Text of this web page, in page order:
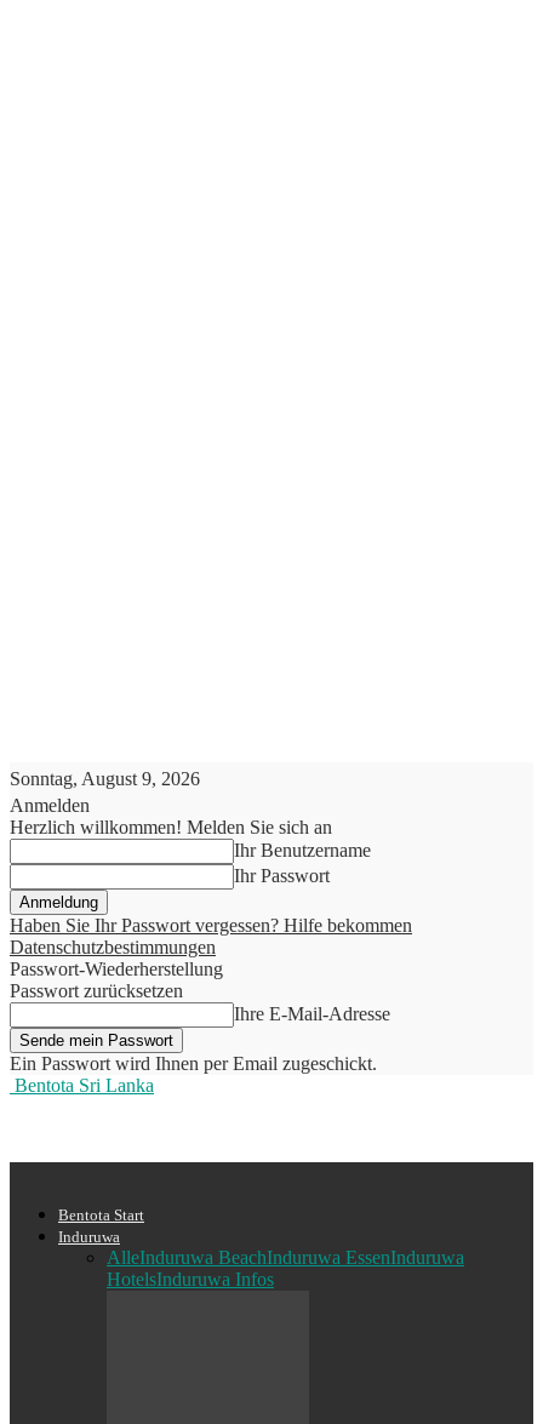
Sonntag, August 9, 2026
Anmelden
Herzlich willkommen! Melden Sie sich an
Ihr Benutzername
Ihr Passwort
Haben Sie Ihr Passwort vergessen? Hilfe bekommen
Datenschutzbestimmungen
Passwort-Wiederherstellung
Passwort zurücksetzen
Ihre E-Mail-Adresse
Ein Passwort wird Ihnen per Email zugeschickt.
Bentota Sri Lanka
Bentota Start
Induruwa
AlleInduruwa BeachInduruwa EssenInduruwa
HotelsInduruwa Infos